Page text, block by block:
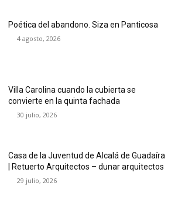
Poética del abandono. Siza en Panticosa
4 agosto, 2026
Villa Carolina cuando la cubierta se
convierte en la quinta fachada
30 julio, 2026
Casa de la Juventud de Alcalá de Guadaíra
| Retuerto Arquitectos – dunar arquitectos
29 julio, 2026